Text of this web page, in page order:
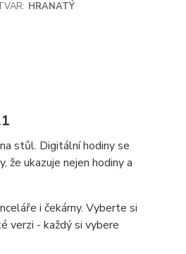
HRANATÝ
stůl. Digitální hodiny se
ukazuje nejen hodiny a
i čekárny. Vyberte si
verzi - každý si vybere